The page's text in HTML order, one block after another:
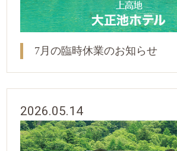
7月の臨時休業のお知らせ
2026.05.14